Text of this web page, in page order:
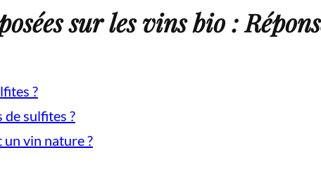
sur les vins bio :
?
de sulfites ?
vin nature ?